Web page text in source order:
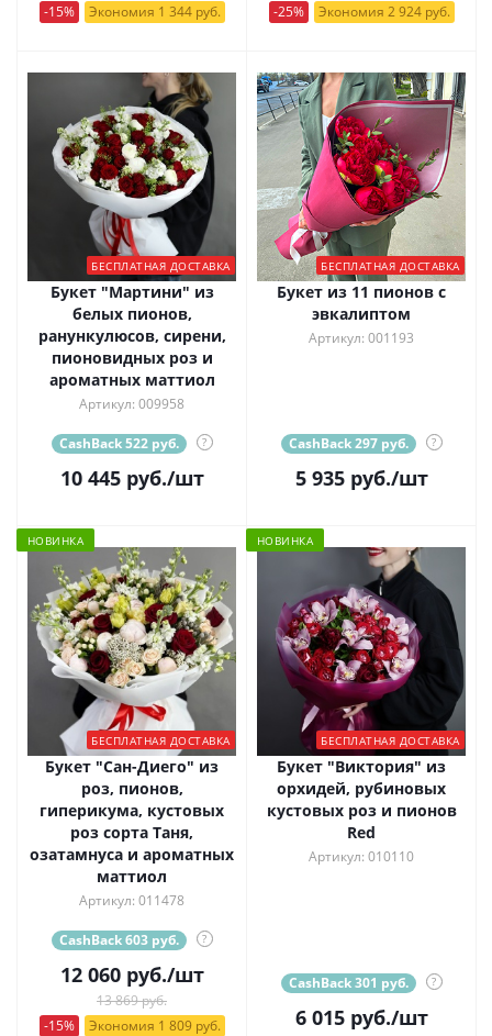
-15%
Экономия 1 344 руб.
-25%
Экономия 2 924 руб.
БЕСПЛАТНАЯ ДОСТАВКА
Букет "Мартини" из
белых пионов,
ранункулюсов, сирени,
пионовидных роз и
ароматных маттиол
Артикул: 009958
CashBack 522 руб. ?
10 445руб./шт
БЕСПЛАТНАЯ ДОСТАВКА
Букет из 11 пионов с
эвкалиптом
Артикул: 001193
CashBack 297 руб. ?
5 935руб./шт
НОВИНКА
БЕСПЛАТНАЯ ДОСТАВКА
Букет "Сан-Диего" из
роз, пионов,
гиперикума, кустовых
роз сорта Таня,
озатамнуса и ароматных
маттиол
Артикул: 011478
CashBack 603 руб. ?
12 060руб./шт
13 869 руб.
-15%
Экономия 1 809 руб.
НОВИНКА
БЕСПЛАТНАЯ ДОСТАВКА
Букет "Виктория" из
орхидей, рубиновых
кустовых роз и пионов
Red
Артикул: 010110
CashBack 301 руб. ?
6 015руб./шт